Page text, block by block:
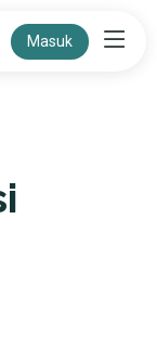
Masuk